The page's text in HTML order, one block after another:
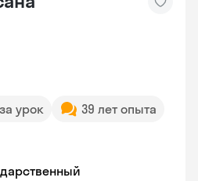
урок
39 лет опыта